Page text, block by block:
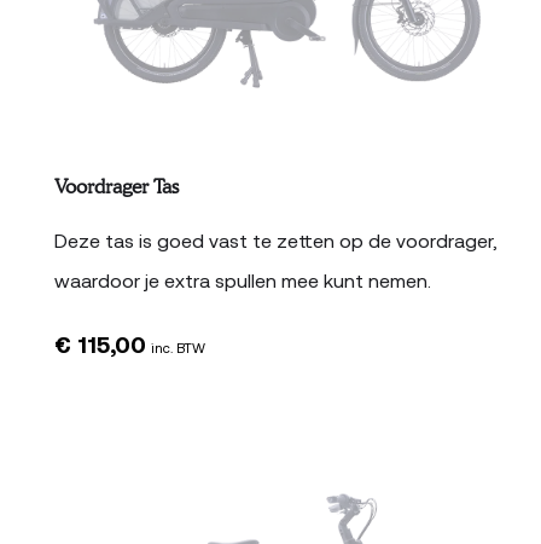
Voordrager Tas
Deze tas is goed vast te zetten op de voordrager,
waardoor je extra spullen mee kunt nemen.
€ 115,00 inc. BTW